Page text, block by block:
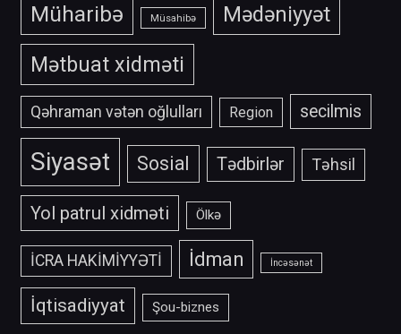
Müharibə Müsahibə
Mədəniyyət
Mətbuat xidməti
Qəhraman vətən oğlulları Region secilmis
Siyasət Sosial Tədbirlər Təhsil
Yol patrul xidməti Ölkə
İCRA HAKİMİYYƏTİ İdman İncəsənət
İqtisadiyyat Şou-biznes